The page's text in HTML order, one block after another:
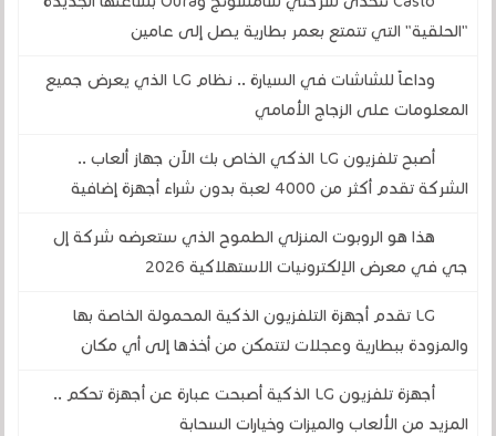
"الحلقية" التي تتمتع بعمر بطارية يصل إلى عامين
وداعاً للشاشات في السيارة .. نظام LG الذي يعرض جميع
المعلومات على الزجاج الأمامي
أصبح تلفزيون LG الذكي الخاص بك الآن جهاز ألعاب ..
الشركة تقدم أكثر من 4000 لعبة بدون شراء أجهزة إضافية
هذا هو الروبوت المنزلي الطموح الذي ستعرضه شركة إل
جي في معرض الإلكترونيات الاستهلاكية 2026
LG تقدم أجهزة التلفزيون الذكية المحمولة الخاصة بها
والمزودة ببطارية وعجلات لتتمكن من أخذها إلى أي مكان
أجهزة تلفزيون LG الذكية أصبحت عبارة عن أجهزة تحكم ..
المزيد من الألعاب والميزات وخيارات السحابة